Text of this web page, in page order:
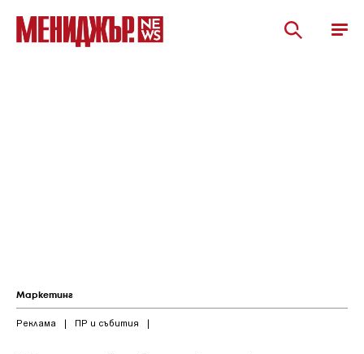
Маркетинг
Реклама | ПР и събития |